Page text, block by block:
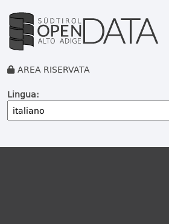
AREA RISERVATA
Lingua